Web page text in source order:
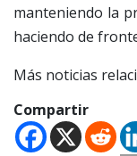
manteniendo la
haciendo de
Más noticias
Compartir